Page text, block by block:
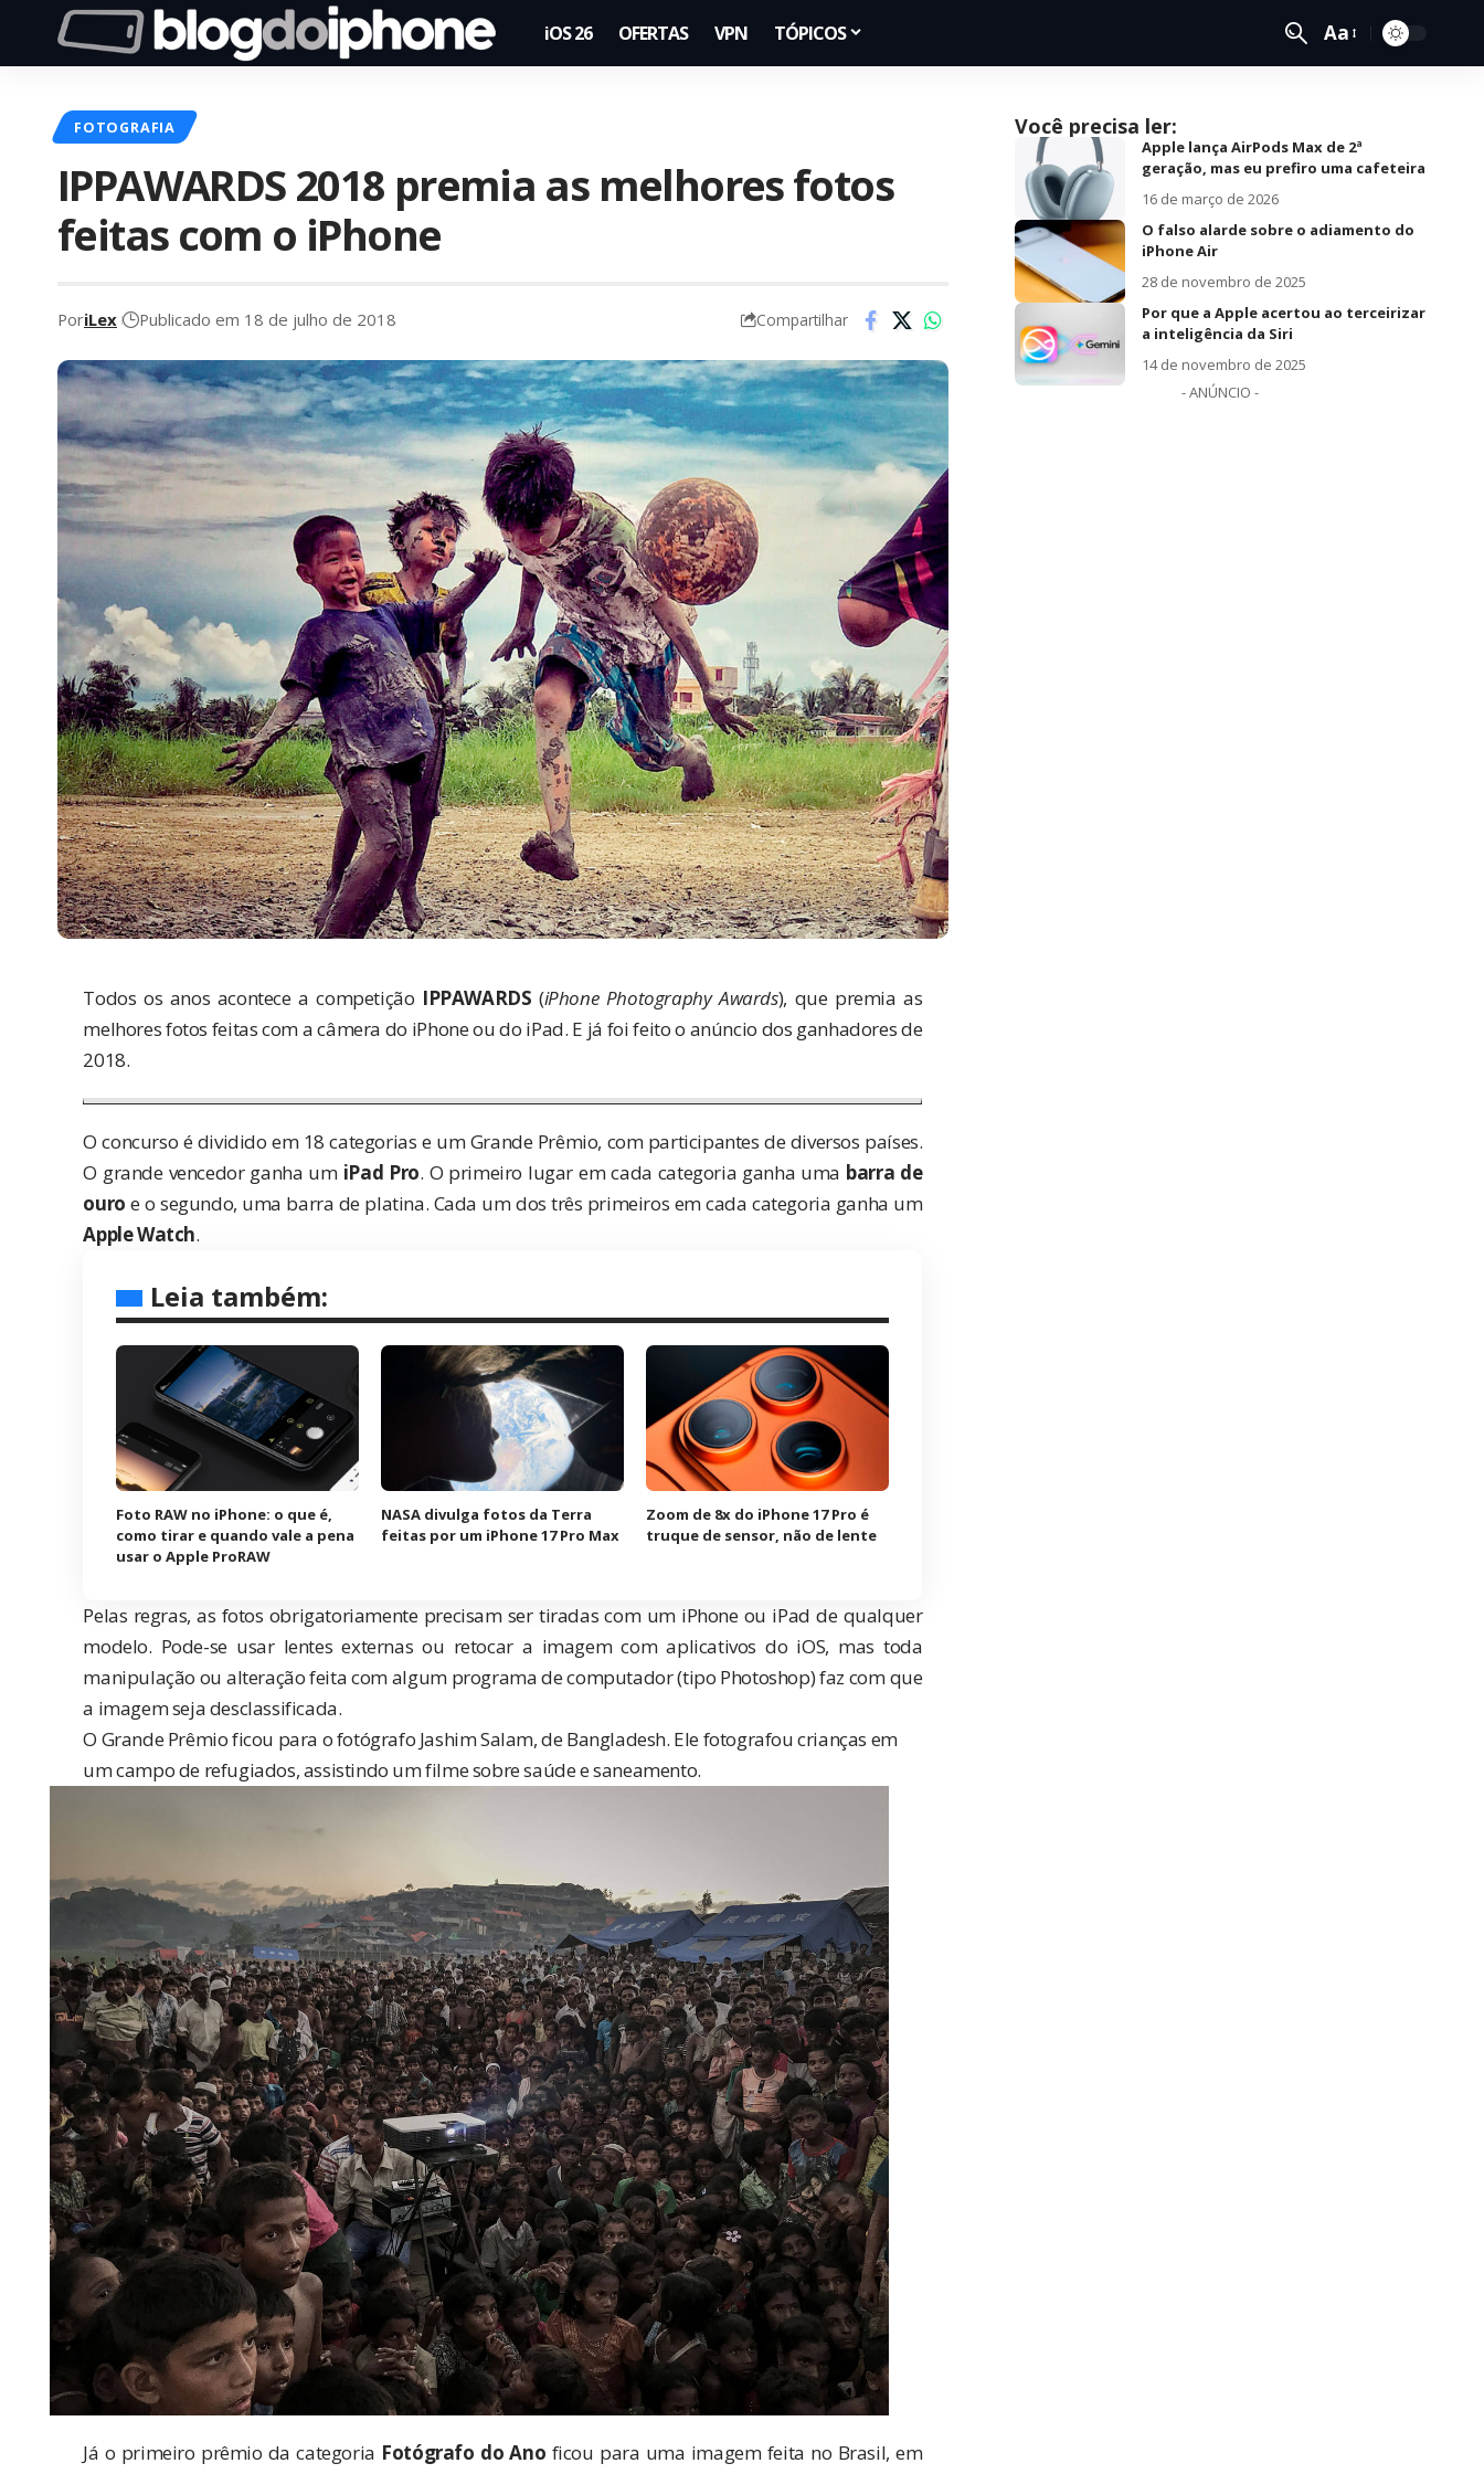
iOS 26 OFERTAS VPN TÓPICOS Aa
FOTOGRAFIA
IPPAWARDS 2018 premia as melhores fotos
feitas com o iPhone
PoriLex Publicado em 18 de julho de 2018 Compartilhar
Todos os anos acontece a competição IPPAWARDS(iPhone Photography Awards), que premia as
melhores fotos feitas com a câmera do iPhone ou do iPad. E já foi feito o anúncio dos ganhadores de
2018.
O concurso é dividido em 18 categorias e um Grande Prêmio, com participantes de diversos países.
O grande vencedor ganha um iPad Pro. O primeiro lugar em cada categoria ganha uma barra de
ouro e o segundo, uma barra de platina. Cada um dos três primeiros em cada categoria ganha um
Apple Watch.
Leia também:
Foto RAW no iPhone: o que é,
como tirar e quando vale a pena
usar o Apple ProRAW
NASA divulga fotos da Terra
feitas por um iPhone 17 Pro Max
Zoom de 8x do iPhone 17 Pro é
truque de sensor, não de lente
Pelas regras, as fotos obrigatoriamente precisam ser tiradas com um iPhone ou iPad de qualquer
modelo. Pode-se usar lentes externas ou retocar a imagem com aplicativos do iOS, mas toda
manipulação ou alteração feita com algum programa de computador (tipo Photoshop) faz com que
a imagem seja desclassificada.
O Grande Prêmio ficou para o fotógrafo Jashim Salam, de Bangladesh. Ele fotografou crianças em
um campo de refugiados, assistindo um filme sobre saúde e saneamento.
Já o primeiro prêmio da categoria Fotógrafo do Ano ficou para uma imagem feita no Brasil, em
Você precisa ler:
Apple lança AirPods Max de 2ª
geração, mas eu prefiro uma cafeteira
16 de março de 2026
O falso alarde sobre o adiamento do
iPhone Air
28 de novembro de 2025
Por que a Apple acertou ao terceirizar
a inteligência da Siri
14 de novembro de 2025
- ANÚNCIO -